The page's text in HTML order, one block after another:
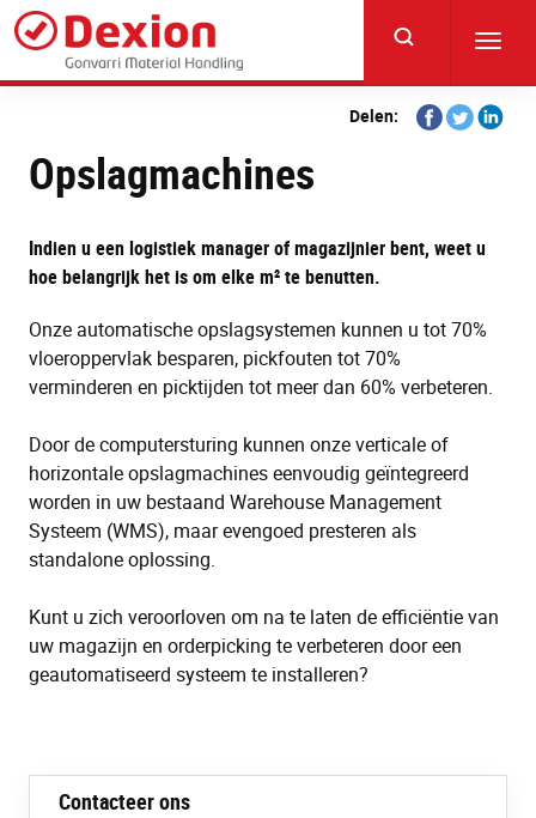
Skip
main
content
Delen:
Share
on
Share
on
Share
Opslagmachines
Indien u een logistiek manager of magazijnier bent, weet u
hoe belangrijk het is om elke m² te benutten.
Onze automatische opslagsystemen kunnen u tot 70%
vloeroppervlak besparen, pickfouten tot 70%
verminderen en picktijden tot meer dan 60% verbeteren.
Door de computersturing kunnen onze verticale of
horizontale opslagmachines eenvoudig geïntegreerd
worden in uw bestaand Warehouse Management
Systeem (WMS), maar evengoed presteren als
standalone oplossing.
Kunt u zich veroorloven om na te laten de efficiëntie van
uw magazijn en orderpicking te verbeteren door een
geautomatiseerd systeem te installeren?
Contacteer ons